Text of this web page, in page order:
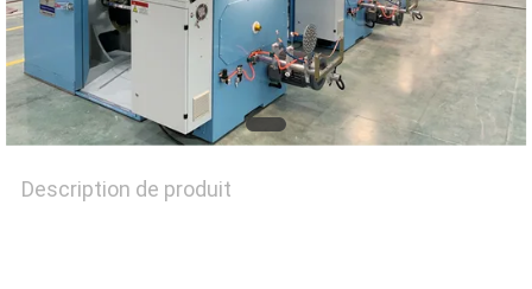
QUALITÉ
CONTACTEZ-
NOUS
Description de produit